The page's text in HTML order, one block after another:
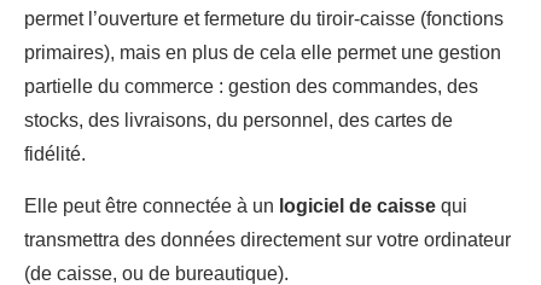
permet l’ouverture et fermeture du tiroir-caisse (fonctions
primaires), mais en plus de cela elle permet une gestion
partielle du commerce : gestion des commandes, des
stocks, des livraisons, du personnel, des cartes de
fidélité.
Elle peut être connectée à un logiciel de caisse qui
transmettra des données directement sur votre ordinateur
(de caisse, ou de bureautique).